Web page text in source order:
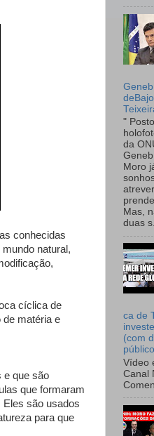
conhecidas
natural,
cíclica de
de matéria e
e que são
que formaram
são usados
para que
"
da
Moro
Mas,
duas
ca de
(com
Vídeo
Canal